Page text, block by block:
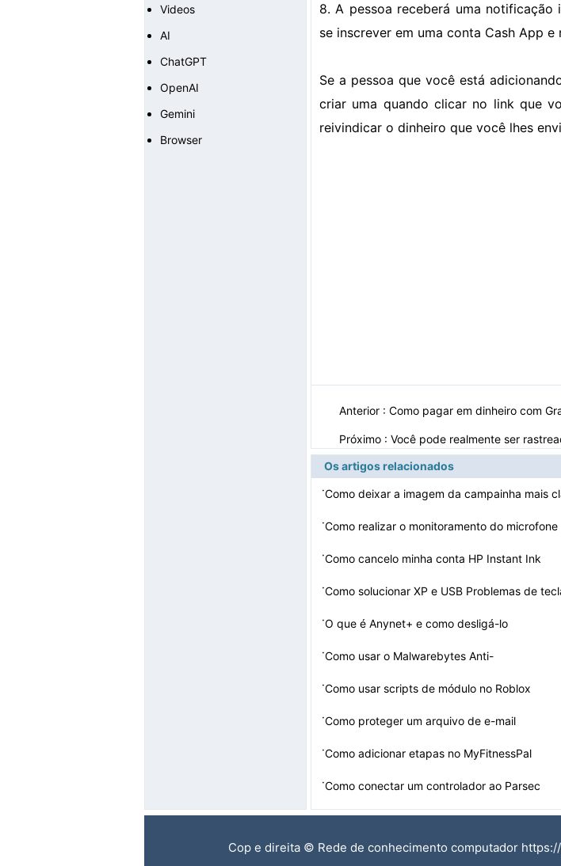
Videos
AI
ChatGPT
OpenAI
Gemini
Browser
8. A pessoa receberá uma notificação
se inscrever em uma conta Cash App
Se a pessoa que você está
criar uma quando clicar no link que
reivindicar o dinheiro que você lhes
Anterior : Como pagar em dinheiro com
Próximo : Você pode realmente ser
Os artigos relacionados
·Como deixar a imagem da campainha mais
·Como realizar o monitoramento do
·Como cancelo minha conta HP Instant Ink
·Como solucionar XP e USB Problemas de
·O que é Anynet+ e como desligá-lo
·Como usar o Malwarebytes Anti-
·Como usar scripts de módulo no Roblox
·Como proteger um arquivo de e-mail
·Como adicionar etapas no MyFitnessPal
·Como conectar um controlador ao Parsec
Cop e direita © Rede de conhecimento computador